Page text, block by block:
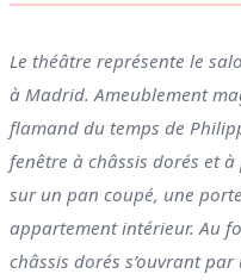
Le théâtre représente le
à Madrid. Ameublement
flamand du temps de
fenêtre à châssis dorés et
sur un pan coupé, une
appartement intérieur. Au
châssis dorés s’ouvrant